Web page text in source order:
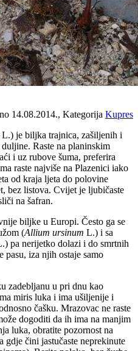
14.08.2014., Kategorija Kupres
L.) je biljka trajnica, zašiljenih i
Raste na planinskim
i uz rubove šuma, preferira
raste najviše na Plazenici iako
od kraja ljeta do polovine
bez listova. Cvijet je ljubičaste
na šafran.
biljke u Europi. Često ga se
(Allium ursinum L.) i sa
pa nerijetko dolazi i do smrtnih
pasu, iza njih ostaje samo
zadebljanu u pri dnu kao
miris luka i ima ušiljenije i
čašku. Mrazovac ne raste
dogoditi da ih ima na manjim
luka, obratite pozornost na
gdje čini jastučaste neprekinute